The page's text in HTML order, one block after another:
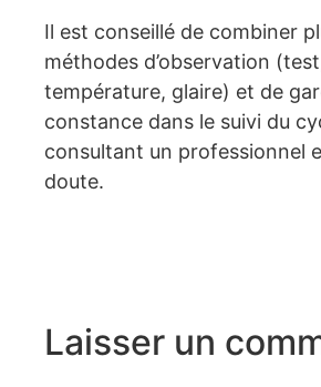
Il est conseillé de combiner
méthodes d’observation
température, glaire) et de
constance dans le suivi du
consultant un professionnel
doute.
Laisser un